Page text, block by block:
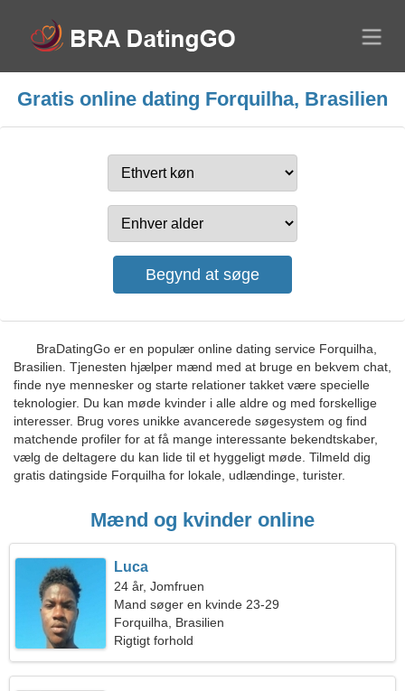
Gratis online dating Forquilha, Brasilien
BraDatingGo er en populær online dating service Forquilha,
Brasilien. Tjenesten hjælper mænd med at bruge en bekvem chat,
finde nye mennesker og starte relationer takket være specielle
teknologier. Du kan møde kvinder i alle aldre og med forskellige
interesser. Brug vores unikke avancerede søgesystem og find
matchende profiler for at få mange interessante bekendtskaber,
vælg de deltagere du kan lide til et hyggeligt møde. Tilmeld dig
gratis datingside Forquilha for lokale, udlændinge, turister.
Mænd og kvinder online
Luca
24 år, Jomfruen
Mand søger en kvinde 23-29
Forquilha, Brasilien
Rigtigt forhold